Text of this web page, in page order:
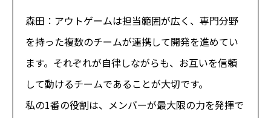
森田：アウトゲームは担当範囲が広く、専門分野
を持った複数のチームが連携して開発を進めてい
ます。それぞれが自律しながらも、お互いを信頼
して動けるチームであることが大切です。
私の1番の役割は、メンバーが最大限の力を発揮で